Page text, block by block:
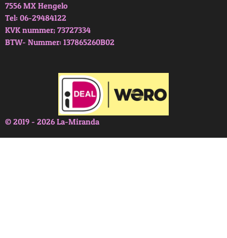
7556 MX Hengelo
Tel: 06-29484122
KVK nummer; 73727334
BTW- Nummer: 137865260B02
© 2019 - 2026 La-Miranda